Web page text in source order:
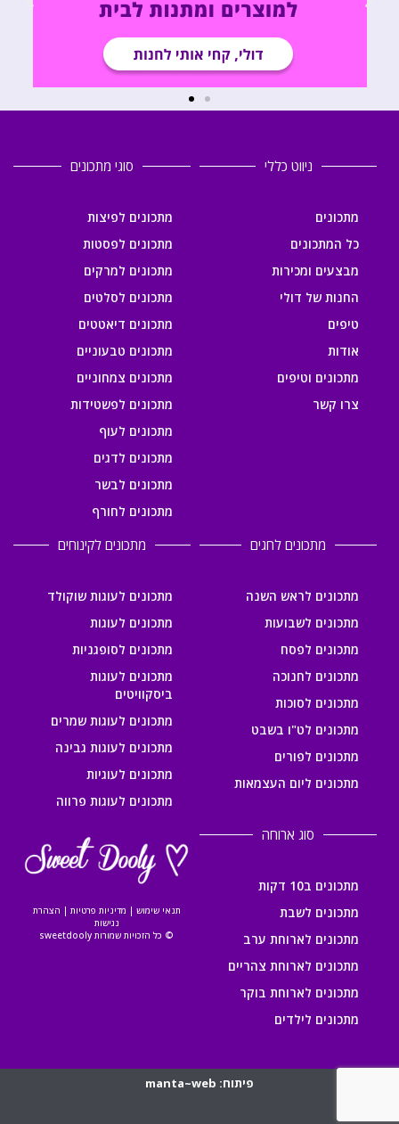
ניווט כללי
מתכונים
כל המתכונים
מבצעים ומכירות
החנות של דולי
טיפים
אודות
מתכונים וטיפים
צרו קשר
סוגי מתכונים
מתכונים לפיצות
מתכונים לפסטות
מתכונים למרקים
מתכונים לסלטים
מתכונים דיאטטים
מתכונים טבעוניים
מתכונים צמחוניים
מתכונים לפשטידות
מתכונים לעוף
מתכונים לדגים
מתכונים לבשר
מתכונים לחורף
מתכונים לחגים
מתכונים לראש השנה
מתכונים לשבועות
מתכונים לפסח
מתכונים לחנוכה
מתכונים לסוכות
מתכונים לט"ו בשבט
מתכונים לפורים
מתכונים ליום העצמאות
מתכונים לקינוחים
מתכונים לעוגות שוקולד
מתכונים לעוגות
מתכונים לסופגניות
מתכונים לעוגות
ביסקוויטים
מתכונים לעוגות שמרים
מתכונים לעוגות גבינה
מתכונים לעוגיות
מתכונים לעוגות פרווה
סוג ארוחה
מתכונים ב10 דקות
מתכונים לשבת
מתכונים לארוחת ערב
מתכונים לארוחת צהריים
מתכונים לארוחת בוקר
מתכונים לילדים
תנאי שימוש | מדיניות פרטיות | הצהרת
נגישות
© כל הזכויות שמורות sweetdooly
פיתוח: manta~web